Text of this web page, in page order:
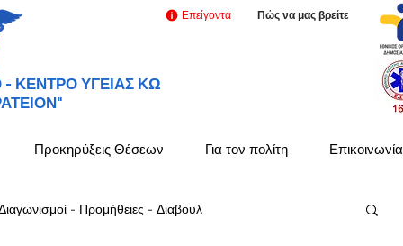
- ΚΕΝΤΡΟ ΥΓΕΙΑΣ ΚΩ
Επείγοντα Πώς να μας βρείτε
Προκηρύξεις Θέσεων Για τον πολίτη Επικοινωνία
- Προμήθειες - Διαβουλ